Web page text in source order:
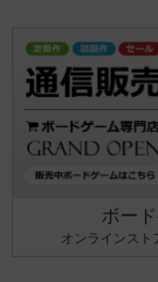
ボー
オンラインスト